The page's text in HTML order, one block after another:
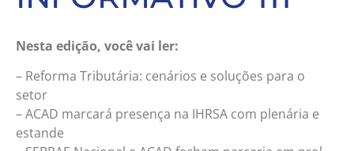
Nesta edição, você vai ler:
– Reforma Tributária: cenários e soluções para o
setor
– ACAD marcará presença na IHRSA com plenária e
estande